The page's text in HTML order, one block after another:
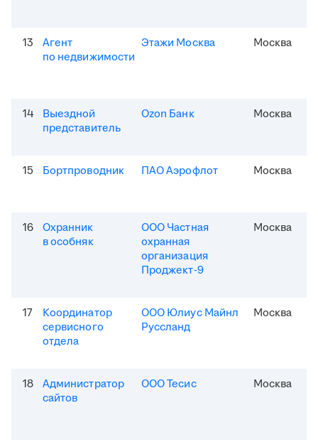
13
Агент
по недвижимости
Этажи Москва Москва
14
Выездной
представитель
Ozon Банк Москва
15 Бортпроводник ПАО Аэрофлот Москва
16
Охранник
в особняк
ООО Частная
охранная
организация
Проджект-9
Москва
17
Координатор
сервисного
отдела
ООО Юлиус Майнл
Руссланд
Москва
18
Администратор
сайтов
ООО Тесис Москва